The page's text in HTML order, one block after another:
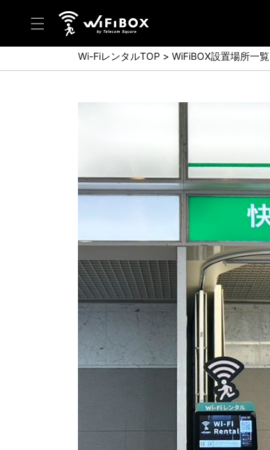
ヘルプ／お問い合わせ
ヘルプセンター(FAQ)(日本語)
Wi-FiレンタルTOP WiFiBOX設置場所一覧